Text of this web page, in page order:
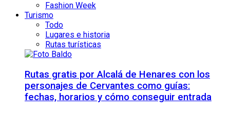
Fashion Week
Turismo
Todo
Lugares e historia
Rutas turísticas
Rutas gratis por Alcalá de Henares con los
personajes de Cervantes como guías:
fechas, horarios y cómo conseguir entrada